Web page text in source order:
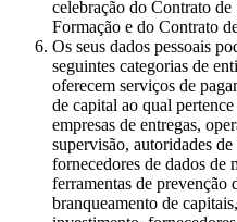
celebração do Contrato
Formação e do Contrato
Os seus dados pessoais
seguintes categorias de
oferecem serviços de
de capital ao qual
empresas de entregas,
supervisão, autoridades
fornecedores de dados de
ferramentas de prevenção
branqueamento de